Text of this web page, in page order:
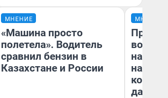
МНЕНИЕ
«Машина просто
полетела». Водитель
сравнил бензин в
Казахстане и России
МНЕНИЕ
нам
даже